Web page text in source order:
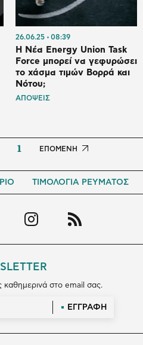
26.06.25 08:39
Η Νέα Energy Union Task
Force μπορεί να γεφυρώσει
το χάσμα τιμών Βορρά και
Νότου;
ΑΠΟΨΕΙΣ
1
Next
ΕΠΟΜΕΝΗ
ΤΙΜΟΛΟΓΙΑ ΡΕΥΜΑΤΟΣ
καθημερινά στο email σας.
ΕΓΓΡΑΦΗ